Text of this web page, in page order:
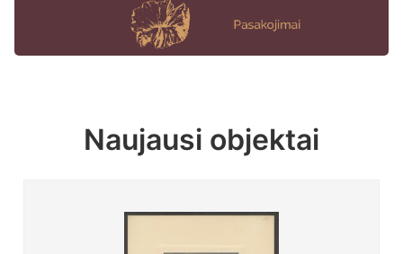
Naujausi objektai